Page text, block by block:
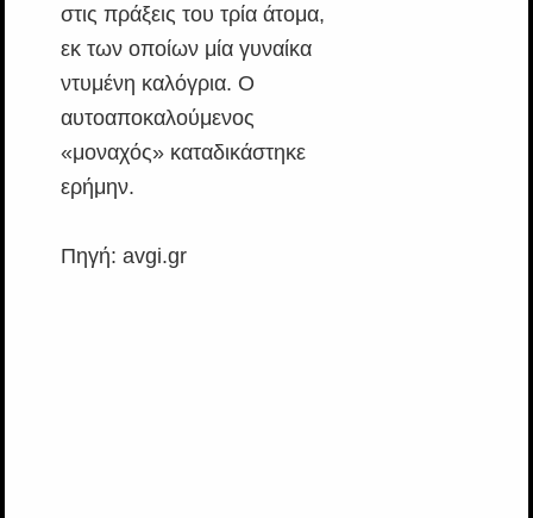
στις πράξεις του τρία άτομα,
εκ των οποίων μία γυναίκα
ντυμένη καλόγρια. Ο
αυτοαποκαλούμενος
«μοναχός» καταδικάστηκε
ερήμην.
Πηγή: avgi.gr